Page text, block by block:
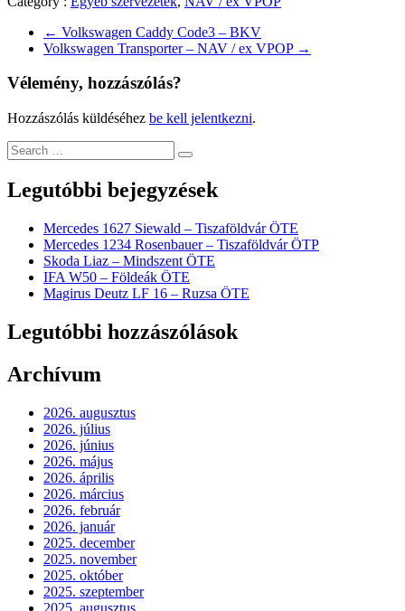
← Volkswagen Caddy Code3 – BKV
Volkswagen Transporter – NAV / ex VPOP →
Vélemény, hozzászólás?
Hozzászólás küldéséhez be kell jelentkezni.
Legutóbbi bejegyzések
Mercedes 1627 Siewald – Tiszaföldvár ÖTE
Mercedes 1234 Rosenbauer – Tiszaföldvár ÖTP
Skoda Liaz – Mindszent ÖTE
IFA W50 – Földeák ÖTE
Magirus Deutz LF 16 – Ruzsa ÖTE
Legutóbbi hozzászólások
Archívum
2026. augusztus
2026. július
2026. június
2026. május
2026. április
2026. március
2026. február
2026. január
2025. december
2025. november
2025. október
2025. szeptember
2025. augusztus